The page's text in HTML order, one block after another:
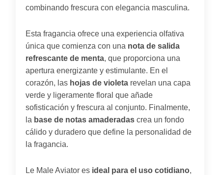
combinando frescura con elegancia masculina.
Esta fragancia ofrece una experiencia olfativa
única que comienza con una nota de salida
refrescante de menta, que proporciona una
apertura energizante y estimulante. En el
corazón, las hojas de violeta revelan una capa
verde y ligeramente floral que añade
sofisticación y frescura al conjunto. Finalmente,
la base de notas amaderadas crea un fondo
cálido y duradero que define la personalidad de
la fragancia.
Le Male Aviator es ideal para el uso cotidiano,